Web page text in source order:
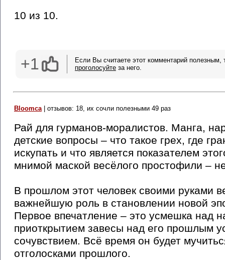
10 из 10.
+1
Если Вы считаете этот комментарий полезным,
проголосуйте за него.
Bloomca | отзывов: 18, их сочли полезными 49 раз
Рай для гурманов-моралистов. Манга,
детские вопросы – что такое грех, где
искупать и что является показателем
мнимой маской весёлого простофили –
В прошлом этот человек своими руками
важнейшую роль в становлении новой
Первое впечатление – это усмешка над
приоткрытием завесы над его прошлым
сочувствием. Всё время он будет
отголосками прошлого.